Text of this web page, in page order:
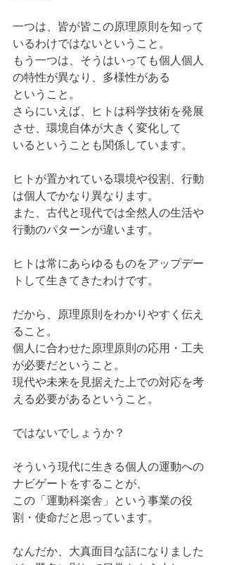
一つは、皆が皆この原理原則を知って
いるわけではないということ。
もう一つは、そうはいっても個人個人
の特性が異なり、多様性がある
ということ。
さらにいえば、ヒトは科学技術を発展
させ、環境自体が大きく変化して
いるということも関係しています。
ヒトが置かれている環境や役割、行動
は個人でかなり異なります。
また、古代と現代では全然人の生活や
行動のパターンが違います。
ヒトは常にあらゆるものをアップデー
トして生きてきたわけです。
だから、原理原則をわかりやすく伝え
ること。
個人に合わせた原理原則の応用・工夫
が必要だということ。
現代や未来を見据えた上での対応を考
える必要があるということ。
ではないでしょうか？
そういう現代に生きる個人の運動への
ナビゲートをすることが、
この「運動科楽舎」という事業の役
割・使命だと思っています。
なんだか、大真面目な話になりました